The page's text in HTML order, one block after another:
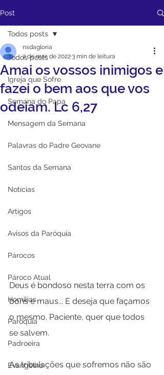
Post
Todos posts
Igreja que Sofre
Semana do Papa
Mensagem da Semana
Palavras do Padre Geovane
Santos da Semana
Notícias
Artigos
Avisos da Paróquia
Párocos
Pároco Atual
Homilias
Paróquia
Padroeira
Evangelho
Todos posts
Amai os vossos inimigos e
fazei o bem aos que vos
odeiam. Lc 6,27
nsdagloria
2 de mar. de 20223 min de leitura
Deus é bondoso nesta terra com os
bons e maus... E deseja que façamos
o mesmo. Paciente, quer que todos
se salvem.
As tribulações que sofremos não são